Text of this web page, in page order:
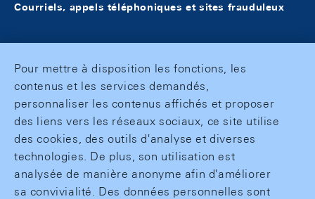
Courriels, appels téléphoniques et sites frauduleux
Pour mettre à disposition les fonctions, les
contenus et les services demandés,
personnaliser les contenus affichés et proposer
des liens vers les réseaux sociaux, ce site utilise
des cookies, des outils d'analyse et diverses
technologies. De plus, son utilisation est
analysée de manière anonyme afin d'améliorer
sa convivialité. Des données personnelles sont